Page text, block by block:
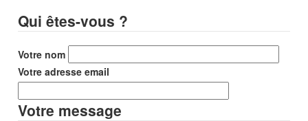
Qui êtes-vous ?
Votre nom
Votre adresse email
Votre message